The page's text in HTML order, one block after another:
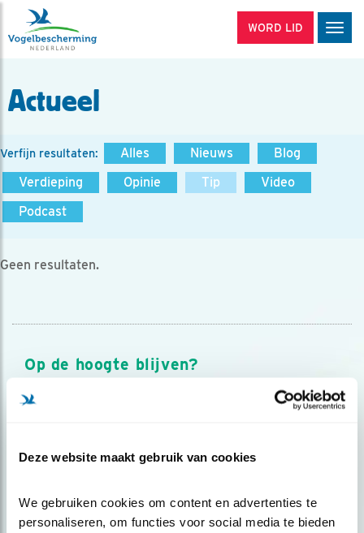
Deze website maakt gebruik van cookies
We gebruiken cookies om content en advertenties te
personaliseren, om functies voor social media te bieden
WORD LID
Actueel
Verfijn resultaten: Alles Nieuws
Blog
Verdieping
Opinie Tip
Video
Podcast
Geen resultaten.
Op de hoogte blijven?
Meld je aan en ontvang nieuws, inspiratie, acties en tips
over vogels en activiteiten van Vogelbescherming.